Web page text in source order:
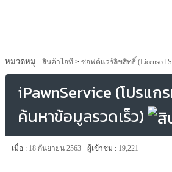
หมวดหมู่ : สินค้าไอที > ซอฟต์แวร์ลิขสิทธิ์ (Licensed
iPawnService (โปรแก
ค้นหาข้อมูลรวดเร็ว)
เมื่อ : 18 กันยายน 2563 ผู้เข้าชม : 19,221